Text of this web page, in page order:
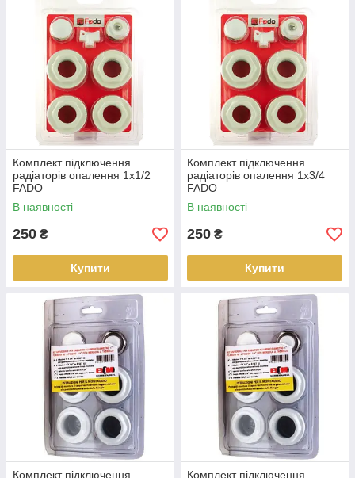
Комплект підключення
радіаторів опалення 1х1/2
FADO
В наявності
250 ₴
Купити
Комплект підключення
радіаторів опалення 1х3/4
FADO
В наявності
250 ₴
Купити
Комплект підключення Комплект підключення